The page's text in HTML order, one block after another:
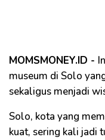
MOMSMONEY.ID -
museum di Solo
sekaligus menjadi
Solo, kota yang
kuat, sering kali jadi